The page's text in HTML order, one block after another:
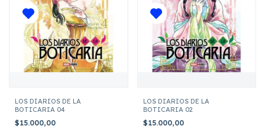
LOS DIARIOS DE LA
BOTICARIA 04
$15.000,00
LOS DIARIOS DE LA
BOTICARIA 02
$15.000,00